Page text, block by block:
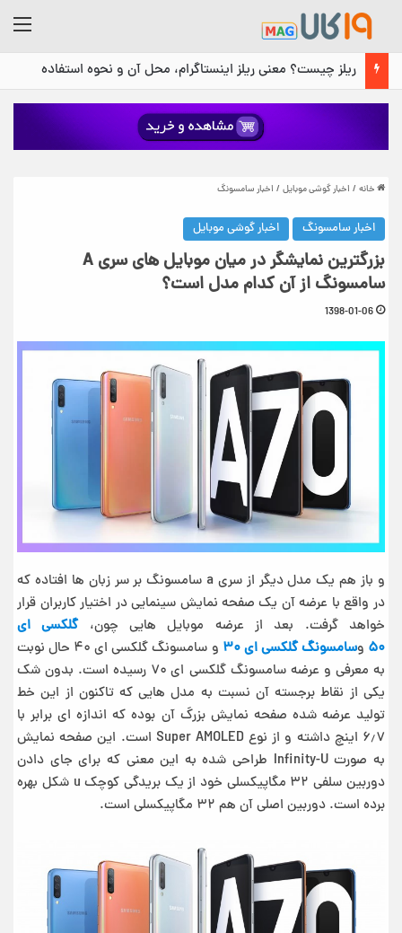
ریلز چیست؟ معنی ریلز اینستاگرام، محل آن و نحوه استفاده
خانه / اخبار گوشی موبایل / اخبار سامسونگ
اخبار سامسونگ اخبار گوشی موبایل
بزرگترین نمایشگر در میان موبایل های سری A
سامسونگ از آن کدام مدل است؟
1398-01-06
و باز هم یک مدل دیگر از سری a سامسونگ بر سر زبان ها افتاده که
در واقع با عرضه آن یک صفحه نمایش سینمایی در اختیار کاربران قرار
خواهد گرفت. بعد از عرضه موبایل هایی چون، گلکسی ای
۵۰ وسامسونگ گلکسی ای ۳۰
و سامسونگ گلکسی ای ۴۰ حال نوبت
به معرفی و عرضه سامسونگ گلکسی ای ۷۰ رسیده است. بدون شک
یکی از نقاط برجسته آن نسبت به مدل هایی که تاکنون از این خط
تولید عرضه شده صفحه نمایش بزرگ آن بوده که اندازه ای برابر با
۶٫۷ اینچ داشته و از نوع Super AMOLED است. این صفحه نمایش
به صورت Infinity-U طراحی شده به این معنی که برای جای دادن
دوربین سلفی ۳۲ مگاپیکسلی خود از یک بریدگی کوچک u شکل بهره
برده است. دوربین اصلی آن هم ۳۲ مگاپیکسلی است.